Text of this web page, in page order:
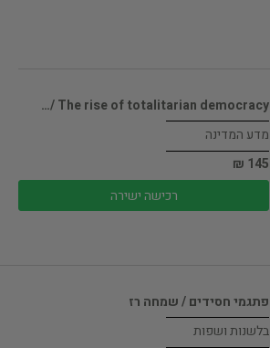
The rise of totalitarian democracy /…
מדע המדינה
145 ₪
רכישה ישירה
פתגמי חסידים / שמחה רז
בלשנות ושפות